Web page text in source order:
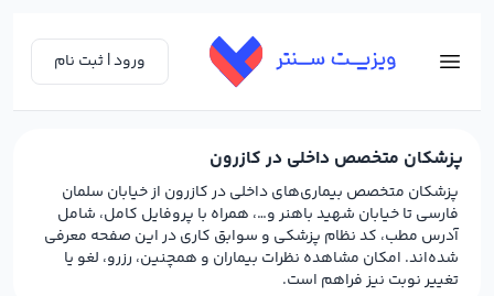
ورود | ثبت نام
پزشکان متخصص داخلی در کازرون
پزشکان متخصص بیماری‌های داخلی در کازرون از خیابان سلمان
فارسی تا خیابان شهید باهنر و…، همراه با پروفایل کامل، شامل
آدرس مطب، کد نظام پزشکی و سوابق کاری در این صفحه معرفی
شده‌اند. امکان مشاهده نظرات بیماران و همچنین، رزرو، لغو یا
تغییر نوبت نیز فراهم است.